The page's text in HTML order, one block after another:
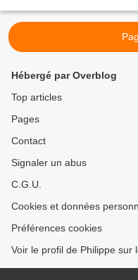
Hébergé par Overblog
Top articles
Pages
Contact
Signaler un abus
C.G.U.
Cookies et données
Préférences cookies
Voir le profil de Philippe sur